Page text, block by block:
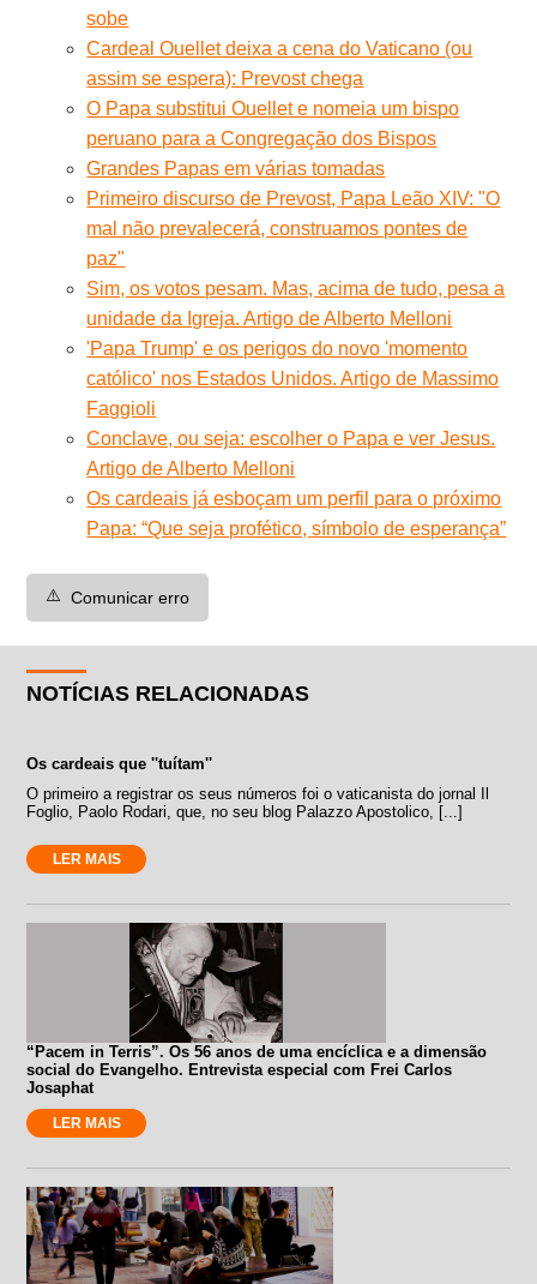
sobe
Cardeal Ouellet deixa a cena do Vaticano (ou
assim se espera): Prevost chega
O Papa substitui Ouellet e nomeia um bispo
peruano para a Congregação dos Bispos
Grandes Papas em várias tomadas
Primeiro discurso de Prevost, Papa Leão XIV: "O
mal não prevalecerá, construamos pontes de
paz"
Sim, os votos pesam. Mas, acima de tudo, pesa a
unidade da Igreja. Artigo de Alberto Melloni
'Papa Trump' e os perigos do novo 'momento
católico' nos Estados Unidos. Artigo de Massimo
Faggioli
Conclave, ou seja: escolher o Papa e ver Jesus.
Artigo de Alberto Melloni
Os cardeais já esboçam um perfil para o próximo
Papa: “Que seja profético, símbolo de esperança”
⚠️ Comunicar erro
NOTÍCIAS RELACIONADAS
Os cardeais que ''tuítam''
O primeiro a registrar os seus números foi o vaticanista do jornal Il
Foglio, Paolo Rodari, que, no seu blog Palazzo Apostolico, [...]
LER MAIS
“Pacem in Terris”. Os 56 anos de uma encíclica e a dimensão
social do Evangelho. Entrevista especial com Frei Carlos
Josaphat
LER MAIS